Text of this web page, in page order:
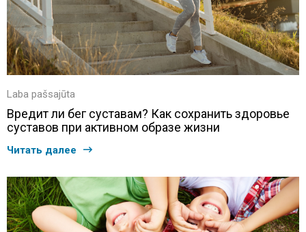
Laba pašsajūta
Вредит ли бег суставам? Как сохранить здоровье
суставов при активном образе жизни
Читать далее